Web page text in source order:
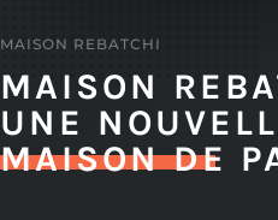
MAISON REBATCHI
MAISON
UNE
MAISON DE